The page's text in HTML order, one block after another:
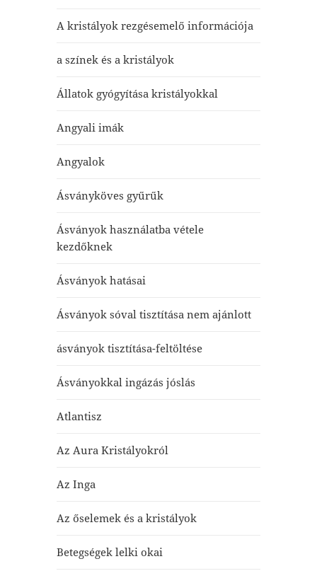
A kristályok rezgésemelő információja
a színek és a kristályok
Állatok gyógyítása kristályokkal
Angyali imák
Angyalok
Ásványköves gyűrűk
Ásványok használatba vétele
kezdőknek
Ásványok hatásai
Ásványok sóval tisztítása nem ajánlott
ásványok tisztítása-feltöltése
Ásványokkal ingázás jóslás
Atlantisz
Az Aura Kristályokról
Az Inga
Az őselemek és a kristályok
Betegségek lelki okai